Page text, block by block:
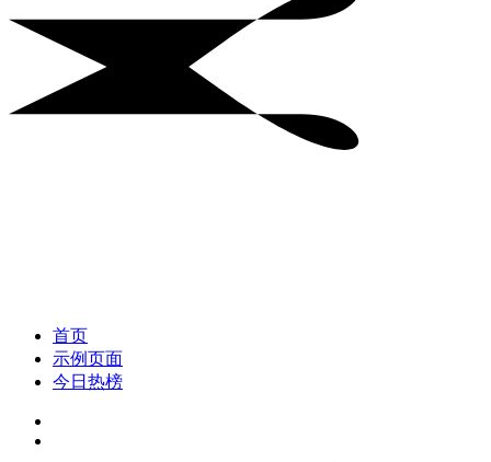
首页
示例页面
今日热榜